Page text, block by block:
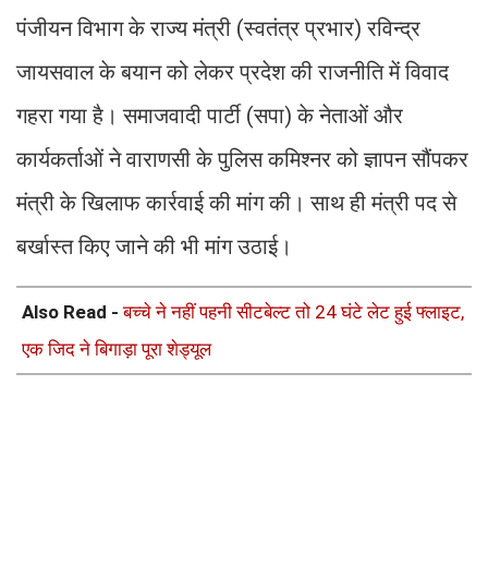
पंजीयन विभाग के राज्य मंत्री (स्वतंत्र प्रभार) रविन्द्र
जायसवाल के बयान को लेकर प्रदेश की राजनीति में विवाद
गहरा गया है। समाजवादी पार्टी (सपा) के नेताओं और
कार्यकर्ताओं ने वाराणसी के पुलिस कमिश्नर को ज्ञापन सौंपकर
मंत्री के खिलाफ कार्रवाई की मांग की। साथ ही मंत्री पद से
बर्खास्त किए जाने की भी मांग उठाई।
Also Read -बच्चे ने नहीं पहनी सीटबेल्ट तो 24 घंटे लेट हुई फ्लाइट,
एक जिद ने बिगाड़ा पूरा शेड्यूल